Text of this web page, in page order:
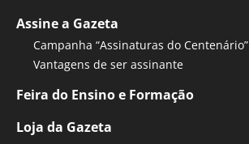
Assine a Gazeta
Campanha “Assinaturas do Centenário”
Vantagens de ser assinante
Feira do Ensino e Formação
Loja da Gazeta